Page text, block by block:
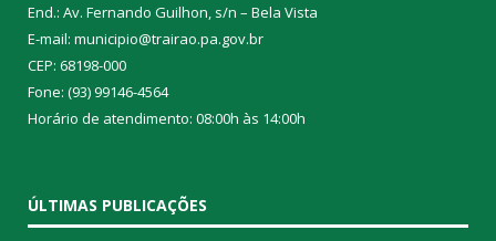
End.: Av. Fernando Guilhon, s/n – Bela Vista
E-mail: municipio@trairao.pa.gov.br
CEP: 68198-000
Fone: (93) 99146-4564
Horário de atendimento: 08:00h às 14:00h
ÚLTIMAS PUBLICAÇÕES